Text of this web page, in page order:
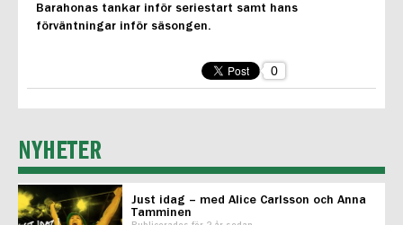
Barahonas tankar inför seriestart samt hans
förväntningar inför säsongen.
0
NYHETER
Just idag – med Alice Carlsson och Anna
Tamminen